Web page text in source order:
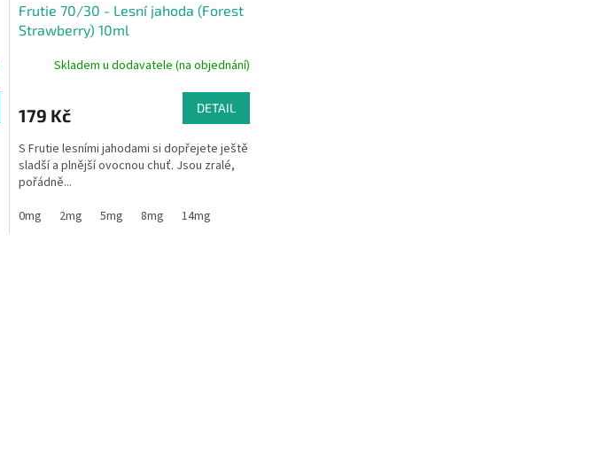
Frutie 70/30 - Lesní jahoda (Forest
Strawberry) 10ml
Skladem u dodavatele (na objednání)
179 Kč DETAIL
S Frutie lesními jahodami si dopřejete ještě
sladší a plnější ovocnou chuť. Jsou zralé,
pořádně...
0mg
2mg 5mg 8mg 14mg